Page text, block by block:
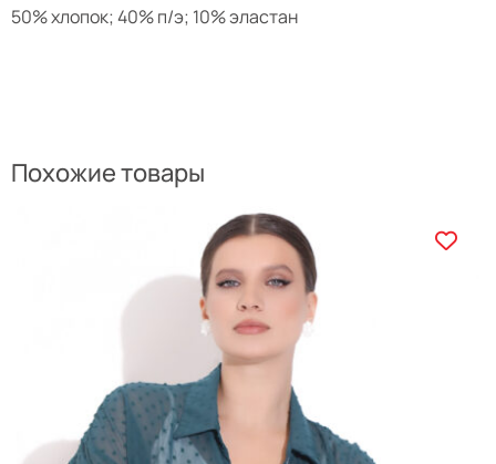
50% хлопок; 40% п/э; 10% эластан
Похожие товары